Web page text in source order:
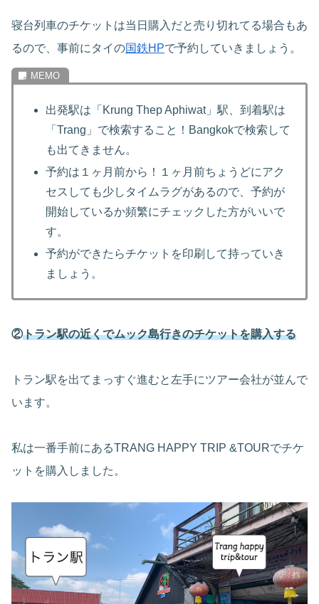
寝台列車のチケットは当日購入だと売り切れてる場合もあ
るので、事前にタイの国鉄HPで予約していきましょう。
出発駅は「Krung Thep Aphiwat」駅、到着駅は
「Trang」で検索すること！Bangkokで検索して
も出てきません。
予約は１ヶ月前から！１ヶ月前ちょうどにアク
セスしても少しタイムラグがあるので、予約が
開始しているか頻繁にチェックした方がいいで
す。
予約ができたらチケットを印刷して持っていき
ましょう。
②トラン駅の近くでムック島行きのチケットを購入する
トラン駅を出てまっすぐ進むと左手にツアー会社が並んで
います。
私は一番手前にあるTRANG HAPPY TRIP &TOURでチケ
ットを購入しました。